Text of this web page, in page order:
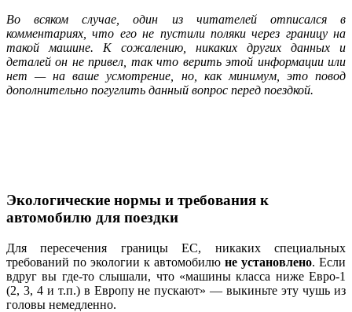
Во всяком случае, один из читателей отписался в
комментариях, что его не пустили поляки через границу на
такой машине. К сожалению, никаких других данных и
деталей он не привел, так что верить этой информации или
нет — на ваше усмотрение, но, как минимум, это повод
дополнительно погуглить данный вопрос перед поездкой.
Экологические нормы и требования к
автомобилю для поездки
Для пересечения границы ЕС, никаких специальных
требований по экологии к автомобилю не установлено. Если
вдруг вы где-то слышали, что «машины класса ниже Евро-1
(2, 3, 4 и т.п.) в Европу не пускают» — выкиньте эту чушь из
головы немедленно.